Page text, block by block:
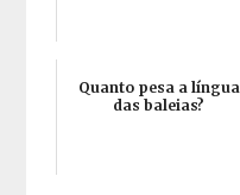
Quanto pesa a língua
das baleias?